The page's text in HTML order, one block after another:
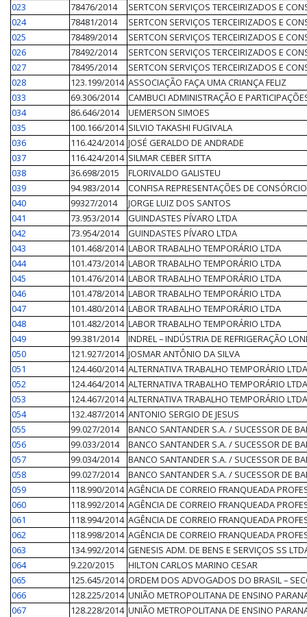
023
78476/2014
SERTCON SERVIÇOS TERCEIRIZADOS E
024
78481/2014
SERTCON SERVIÇOS TERCEIRIZADOS E
025
78489/2014
SERTCON SERVIÇOS TERCEIRIZADOS E
026
78492/2014
SERTCON SERVIÇOS TERCEIRIZADOS E
027
78495/2014
SERTCON SERVIÇOS TERCEIRIZADOS E
028
123.199/2014 ASSOCIAÇÃO FAÇA UMA CRIANÇA FELIZ
033
69.306/2014
CAMBUCI ADMINISTRAÇÃO E
034
86.646/2014
UEMERSON SIMOES
035
100.166/2014 SILVIO TAKASHI FUGIVALA
036
116.424/2014 JOSÉ GERALDO DE ANDRADE
037
116.424/2014 SILMAR CEBER SITTA
038
36.698/2015
FLORIVALDO GALISTEU
039
94.983/2014
CONFISA REPRESENTAÇÕES DE
040
99327/2014
JORGE LUIZ DOS SANTOS
041
73.953/2014
GUINDASTES PÍVARO LTDA
042
73.954/2014
GUINDASTES PÍVARO LTDA
043
101.468/2014 LABOR TRABALHO TEMPORÁRIO LTDA
044
101.473/2014 LABOR TRABALHO TEMPORÁRIO LTDA
045
101.476/2014 LABOR TRABALHO TEMPORÁRIO LTDA
046
101.478/2014 LABOR TRABALHO TEMPORÁRIO LTDA
047
101.480/2014 LABOR TRABALHO TEMPORÁRIO LTDA
048
101.482/2014 LABOR TRABALHO TEMPORÁRIO LTDA
049
99.381/2014
INDREL – INDÚSTRIA DE REFRIGERAÇÃO
050
121.927/2014 JOSMAR ANTÔNIO DA SILVA
051
124.460/2014 ALTERNATIVA TRABALHO TEMPORÁRIO LTDA
052
124.464/2014 ALTERNATIVA TRABALHO TEMPORÁRIO LTDA
053
124.467/2014 ALTERNATIVA TRABALHO TEMPORÁRIO LTDA
054
132.487/2014 ANTONIO SERGIO DE JESUS
055
99.027/2014
BANCO SANTANDER S.A. / SUCESSOR DE
056
99.033/2014
BANCO SANTANDER S.A. / SUCESSOR DE
057
99.034/2014
BANCO SANTANDER S.A. / SUCESSOR DE
058
99.027/2014
BANCO SANTANDER S.A. / SUCESSOR DE
059
118.990/2014 AGÊNCIA DE CORREIO FRANQUEADA
060
118.992/2014 AGÊNCIA DE CORREIO FRANQUEADA
061
118.994/2014 AGÊNCIA DE CORREIO FRANQUEADA
062
118.998/2014 AGÊNCIA DE CORREIO FRANQUEADA
063
134.992/2014 GENESIS ADM. DE BENS E SERVIÇOS SS
064
9.220/2015
HILTON CARLOS MARINO CESAR
065
125.645/2014 ORDEM DOS ADVOGADOS DO BRASIL –
066
128.225/2014 UNIÃO METROPOLITANA DE ENSINO
067
128.228/2014 UNIÃO METROPOLITANA DE ENSINO